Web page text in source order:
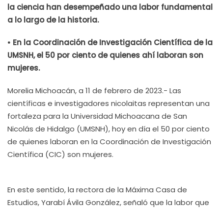
la ciencia han desempeñado una labor fundamental
a lo largo de la historia.
• En la Coordinación de Investigación Científica de la
UMSNH, el 50 por ciento de quienes ahí laboran son
mujeres.
Morelia Michoacán, a 11 de febrero de 2023.- Las
científicas e investigadores nicolaitas representan una
fortaleza para la Universidad Michoacana de San
Nicolás de Hidalgo (UMSNH), hoy en día el 50 por ciento
de quienes laboran en la Coordinación de Investigación
Científica (CIC) son mujeres.
En este sentido, la rectora de la Máxima Casa de
Estudios, Yarabí Ávila González, señaló que la labor que